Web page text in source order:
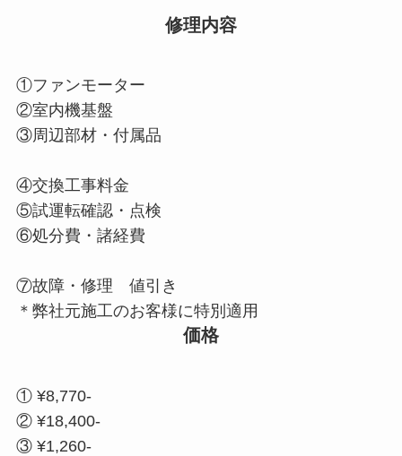
修理内容
①ファンモーター
②室内機基盤
③周辺部材・付属品
④交換工事料金
⑤試運転確認・点検
⑥処分費・諸経費
⑦故障・修理 値引き
＊弊社元施工のお客様に特別適用
価格
① ¥8,770-
② ¥18,400-
③ ¥1,260-